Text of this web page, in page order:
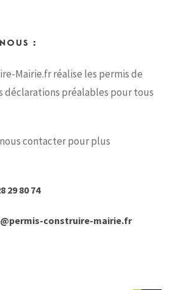
:
Mairie.fr réalise les permis de
déclarations préalables pour tous
contacter pour plus
29 80 74
construire-mairie.fr